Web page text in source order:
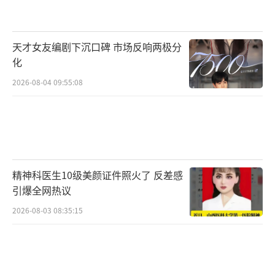
天才女友编剧下沉口碑 市场反响两极分
化
2026-08-04 09:55:08
精神科医生10级美颜证件照火了 反差感
引爆全网热议
2026-08-03 08:35:15